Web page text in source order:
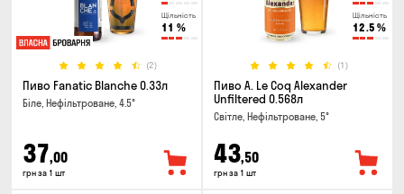
Щільність
11 %
(2)
Пиво Fanatic Blanche 0.33л
Біле, Нефільтроване, 4.5°
37,00
грн за 1 шт
Щільність
12.5 %
(1)
Пиво A. Le Coq Alexander
Unfiltered 0.568л
Світле, Нефільтроване, 5°
43,50
грн за 1 шт